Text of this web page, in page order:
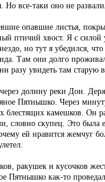
все-таки оно не
опавшие листья,
птичий хвост. Я с
но тут я
Там они долго
увидеть там старую
долину реки Дон.
Пятнышко. Через
камешков. Он
скупец. Это
ей нравится жемчуг
ракушек и кусочков
Пятнышко как-то